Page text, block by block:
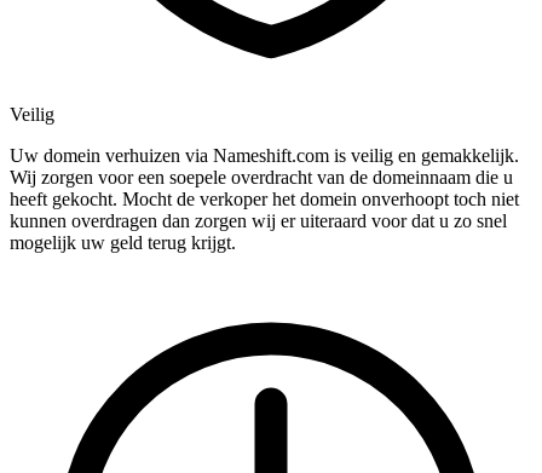
Veilig
Uw domein verhuizen via Nameshift.com is veilig en gemakkelijk.
Wij zorgen voor een soepele overdracht van de domeinnaam die u
heeft gekocht. Mocht de verkoper het domein onverhoopt toch niet
kunnen overdragen dan zorgen wij er uiteraard voor dat u zo snel
mogelijk uw geld terug krijgt.